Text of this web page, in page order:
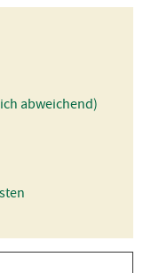
abweichend)